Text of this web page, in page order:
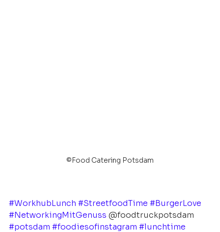
©Food Catering Potsdam
#WorkhubLunch #StreetfoodTime #BurgerLove
#NetworkingMitGenuss @foodtruckpotsdam
#potsdam #foodiesofinstagram #lunchtime